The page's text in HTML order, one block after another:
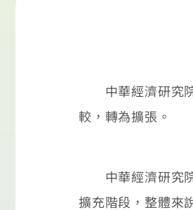
中華經濟研究院
較，轉為擴張。
中華經濟研究院
擴充階段，整體來